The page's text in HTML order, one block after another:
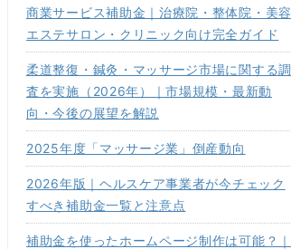
商業サービス補助金｜治療院・整体院・美容
エステサロン・クリニック向け完全ガイド
柔道整復・鍼灸・マッサージ市場に関する調
査を実施（2026年）｜市場規模・最新動
向・今後の展望を解説
2025年度「マッサージ業」倒産動向
2026年版｜ヘルスケア事業者が今チェック
すべき補助金一覧と注意点
補助金を使ったホームページ制作は可能？｜